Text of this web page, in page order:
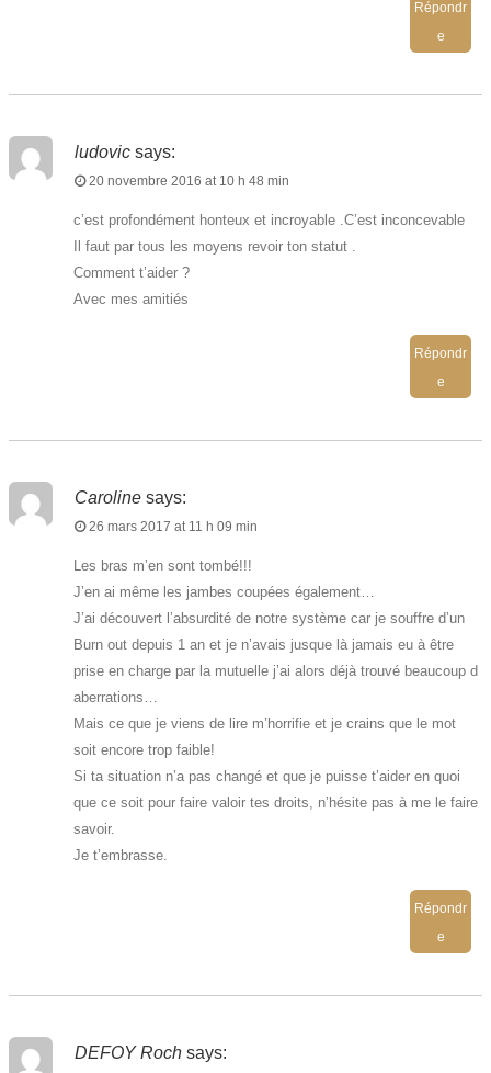
Répondr
e
ludovic says:
20 novembre 2016 at 10 h 48 min
c’est profondément honteux et incroyable .C’est inconcevable
Il faut par tous les moyens revoir ton statut .
Comment t’aider ?
Avec mes amitiés
Répondr
e
Caroline says:
26 mars 2017 at 11 h 09 min
Les bras m’en sont tombé!!!
J’en ai même les jambes coupées également…
J’ai découvert l’absurdité de notre système car je souffre d’un
Burn out depuis 1 an et je n’avais jusque là jamais eu à être
prise en charge par la mutuelle j’ai alors déjà trouvé beaucoup d
aberrations…
Mais ce que je viens de lire m’horrifie et je crains que le mot
soit encore trop faible!
Si ta situation n’a pas changé et que je puisse t’aider en quoi
que ce soit pour faire valoir tes droits, n’hésite pas à me le faire
savoir.
Je t’embrasse.
Répondr
e
DEFOY Roch says: